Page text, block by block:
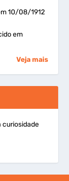
10/08/1912
em
Veja mais
curiosidade